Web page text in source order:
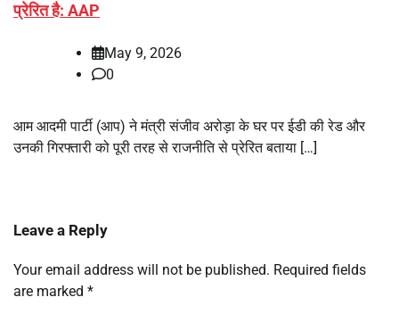
प्रेरित है: AAP
May 9, 2026
0
आम आदमी पार्टी (आप) ने मंत्री संजीव अरोड़ा के घर पर ईडी की रेड और
उनकी गिरफ्तारी को पूरी तरह से राजनीति से प्रेरित बताया […]
Leave a Reply
Your email address will not be published. Required fields
are marked *